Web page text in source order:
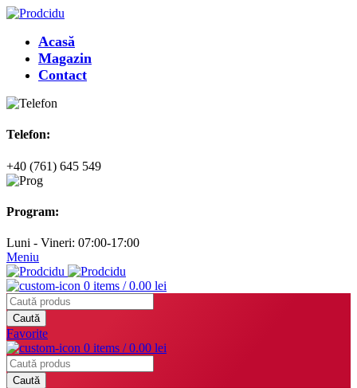
Acasă
Magazin
Contact
Telefon:
+40 (761) 645 549
Program:
Luni - Vineri: 07:00-17:00
Meniu
0 items / 0.00 lei
Caută
Favorite
0 items / 0.00 lei
Caută